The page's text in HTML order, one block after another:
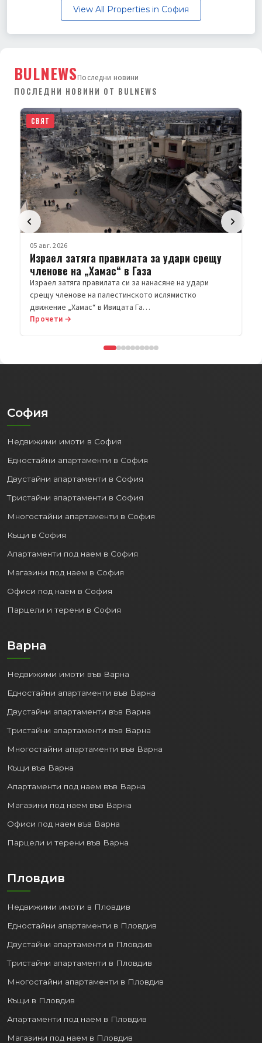
View All Properties in София
BULNEWSПоследни новини
ПОСЛЕДНИ НОВИНИ ОТ BULNEWS
СВЯТ
05 авг. 2026
Русия порази Киев с балистични ракети;
Украйна – склад на Wildberies
Продължава размяната на удари между Русия и
Украйна. 15 души са убити, а над 50 са ранени при нова
руска…
Прочети →
София
Недвижими имоти в София
Едностайни апартаменти в София
Двустайни апартаменти в София
Тристайни апартаменти в София
Многостайни апартаменти в София
Къщи в София
Апартаменти под наем в София
Магазини под наем в София
Офиси под наем в София
Парцели и терени в София
Варна
Недвижими имоти във Варна
Едностайни апартаменти във Варна
Двустайни апартаменти във Варна
Тристайни апартаменти във Варна
Многостайни апартаменти във Варна
Къщи във Варна
Апартаменти под наем във Варна
Магазини под наем във Варна
Офиси под наем във Варна
Парцели и терени във Варна
Пловдив
Недвижими имоти в Пловдив
Едностайни апартаменти в Пловдив
Двустайни апартаменти в Пловдив
Тристайни апартаменти в Пловдив
Многостайни апартаменти в Пловдив
Къщи в Пловдив
Апартаменти под наем в Пловдив
Магазини под наем в Пловдив